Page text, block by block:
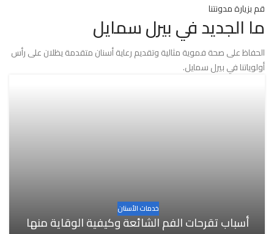
قم بزيارة مدونتنا
ما الجديد في بيرل سمايل
الحفاظ على صحة فموية مثالية وتقديم رعاية أسنان متقدمة يظلان على رأس
أولوياتنا في بيرل سمايل.
خدمات الأسنان
أسباب تقرحات الفم الشائعة وكيفية الوقاية منها